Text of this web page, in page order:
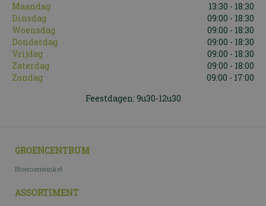
Maandag
13:30 - 18:30
Dinsdag
09:00 - 18:30
Woensdag
09:00 - 18:30
Donderdag
09:00 - 18:30
Vrijdag
09:00 - 18:30
Zaterdag
09:00 - 18:00
Zondag
09:00 - 17:00
Feestdagen: 9u30-12u30
GROENCENTRUM
Bloemenwinkel
ASSORTIMENT